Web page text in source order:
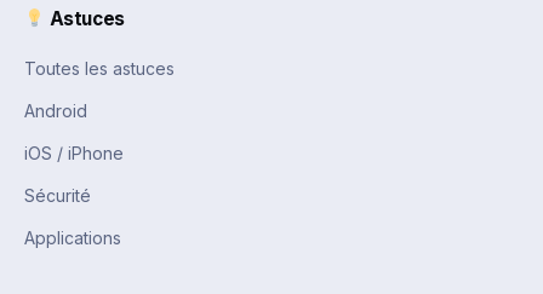
Astuces
Toutes les astuces
Android
iOS / iPhone
Sécurité
Applications